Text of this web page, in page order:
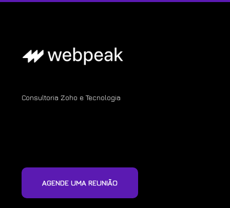
Consultoria Zoho e Tecnologia
AGENDE UMA REUNIÃO